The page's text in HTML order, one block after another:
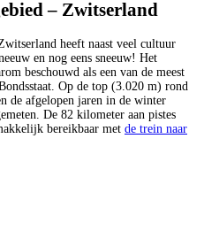
– Zwitserland
heeft naast veel cultuur
en nog eens sneeuw! Het
beschouwd als een van de meest
Op de top (3.020 m) rond
de afgelopen jaren in de winter
De 82 kilometer aan pistes
bereikbaar met de trein naar